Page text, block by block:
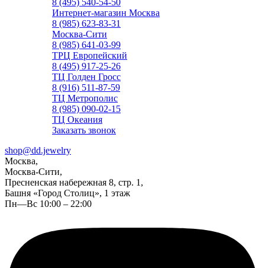
8 (495) 540-54-50
Интернет-магазин Москва
8 (985) 623-83-31
Москва-Сити
8 (985) 641-03-99
ТРЦ Европейский
8 (495) 917-25-26
ТЦ Голден Гросс
8 (916) 511-87-59
ТЦ Метрополис
8 (985) 090-02-15
ТЦ Океания
Заказать звонок
shop@dd.jewelry
Москва,
Москва-Сити,
Пресненская набережная 8, стр. 1,
Башня «Город Столиц», 1 этаж
Пн—Вс 10:00 – 22:00